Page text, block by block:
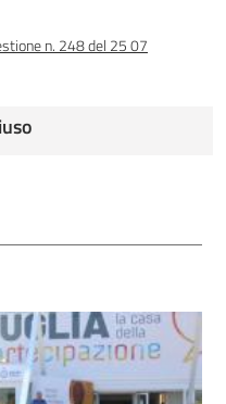
n. 248 del 25 07